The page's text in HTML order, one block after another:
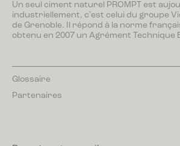
Un seul ciment naturel PROMPT est
industriellement, c'est celui du groupe
de Grenoble. Il répond à la norme
obtenu en 2007 un Agrément Technique
Glossaire
Partenaires